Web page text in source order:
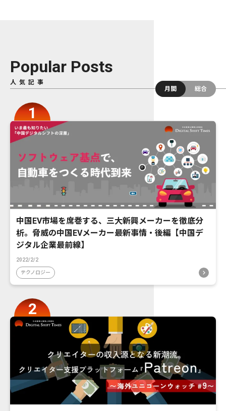
Popular Posts
人気記事
月間
総合
中国EV市場を席巻する、三大新興メーカーを徹底分
析。脅威の中国EVメーカー最新事情・後編【中国デ
ジタル企業最前線】
2022/2/2
テクノロジー